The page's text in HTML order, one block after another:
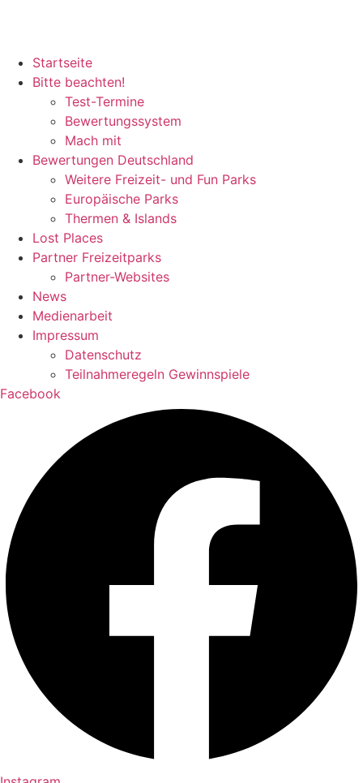
Startseite
Bitte beachten!
Test-Termine
Bewertungssystem
Mach mit
Bewertungen Deutschland
Weitere Freizeit- und Fun Parks
Europäische Parks
Thermen & Islands
Lost Places
Partner Freizeitparks
Partner-Websites
News
Medienarbeit
Impressum
Datenschutz
Teilnahmeregeln Gewinnspiele
Facebook